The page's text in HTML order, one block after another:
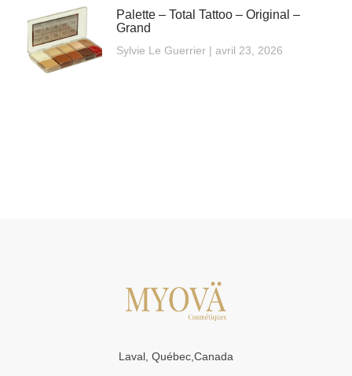
Palette – Total Tattoo – Original –
Grand
Sylvie Le Guerrier avril 23, 2026
Laval, Québec,Canada